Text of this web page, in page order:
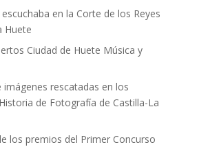
en la Corte de los Reyes
Huete
Ciudad de Huete Música y
imágenes rescatadas en los
de Fotografía de Castilla-La
los premios del Primer Concurso